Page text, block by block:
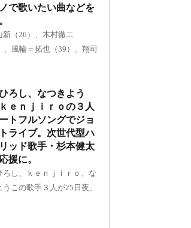
で歌いたい曲などを
（26）、木村徹二
、風輪＝拓也（39）、翔司
ろし、なつきよう
ｅｎｊｉｒｏの３人
トフルソングでジョ
ライブ。次世代型ハ
ッド歌手・杉本健太
援に。
ろし、ｋｅｎｊｉｒｏ、な
うこの歌手３人が25日夜、